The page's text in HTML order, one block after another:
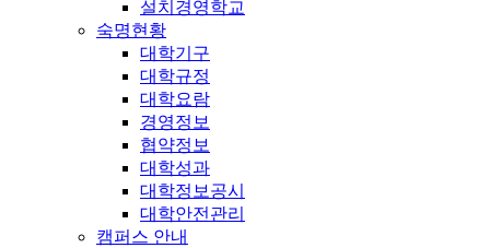
설치경영학교
숙명현황
대학기구
대학규정
대학요람
경영정보
협약정보
대학성과
대학정보공시
대학안전관리
캠퍼스 안내